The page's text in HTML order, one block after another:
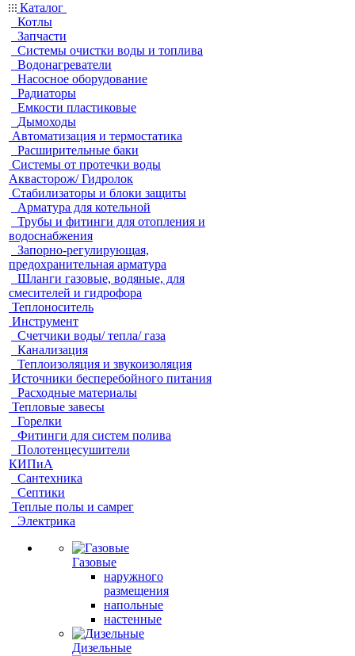
Каталог
Котлы
Запчасти
Системы очистки воды и топлива
Водонагреватели
Насосное оборудование
Радиаторы
Емкости пластиковые
Дымоходы
Автоматизация и термостатика
Расширительные баки
Системы от протечки воды
Аквасторож/ Гидролок
Стабилизаторы и блоки защиты
Арматура для котельной
Трубы и фитинги для отопления и
водоснабжения
Запорно-регулирующая,
предохранительная арматура
Шланги газовые, водяные, для
смесителей и гидрофора
Теплоноситель
Инструмент
Счетчики воды/ тепла/ газа
Канализация
Теплоизоляция и звукоизоляция
Источники бесперебойного питания
Расходные материалы
Тепловые завесы
Горелки
Фитинги для систем полива
Полотенцесушители
КИПиА
Сантехника
Септики
Теплые полы и самрег
Электрика
Газовые
наружного
размещения
напольные
настенные
Дизельные